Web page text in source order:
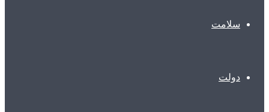
سلامت
دولت